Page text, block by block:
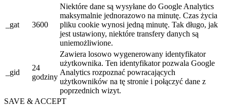
_gat 3600
Niektóre dane są wysyłane do Google Analytics
maksymalnie jednorazowo na minutę. Czas życia
pliku cookie wynosi jedną minutę. Tak długo, jak
jest ustawiony, niektóre transfery danych są
uniemożliwione.
_gid
24
godziny
Zawiera losowo wygenerowany identyfikator
użytkownika. Ten identyfikator pozwala Google
Analytics rozpoznać powracających
użytkowników na tę stronie i połączyć dane z
poprzednich wizyt.
SAVE & ACCEPT